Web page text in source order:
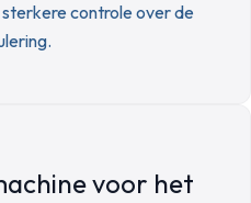
controle over de
voor het